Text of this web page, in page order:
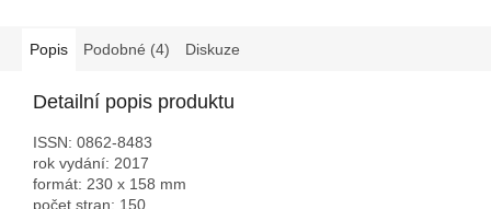
Popis Podobné (4) Diskuze
Detailní popis produktu
ISSN: 0862-8483
rok vydání: 2017
formát: 230 x 158 mm
počet stran: 150